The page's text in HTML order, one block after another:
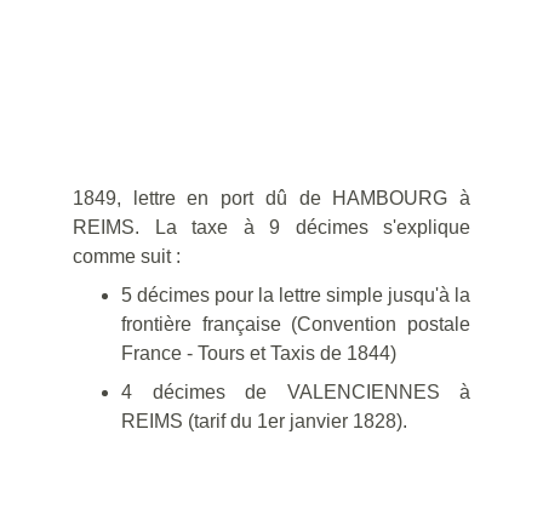
1849, lettre en port dû de HAMBOURG à
REIMS. La taxe à 9 décimes s'explique
comme suit :
5 décimes pour la lettre simple jusqu'à la
frontière française (Convention postale
France - Tours et Taxis de 1844)
4 décimes de VALENCIENNES à
REIMS (tarif du 1er janvier 1828).